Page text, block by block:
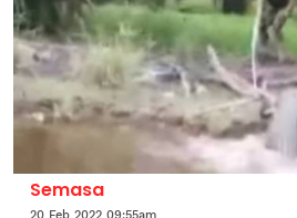
Semasa
20 Feb 2022 09:55am